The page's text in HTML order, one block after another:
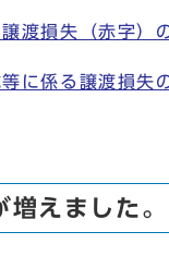
損失（赤字）
係る譲渡損失
えました。